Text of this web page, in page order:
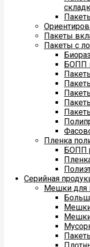
Пакеты
Пакеты с
БОПП
Пленка
БОПП
Серийная
Мешки для